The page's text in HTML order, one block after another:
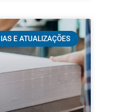
E ATUALIZAÇÕES